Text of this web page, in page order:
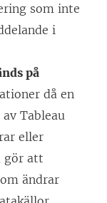
som inte
i
på
då en
av Tableau
eller
gör att
ändrar